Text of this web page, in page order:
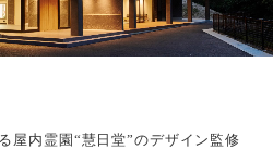
屋内霊園“慧日堂”のデザイン監修